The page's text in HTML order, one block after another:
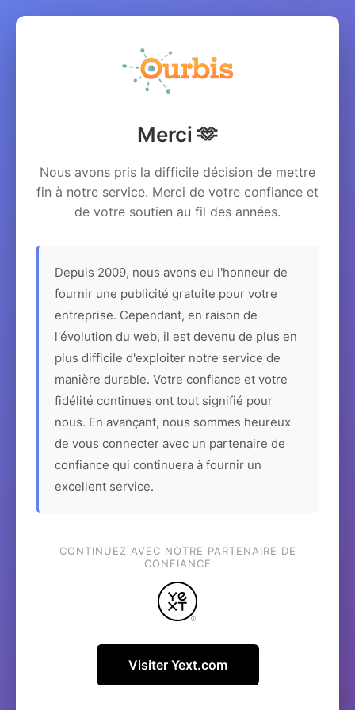
Merci 🫶
Nous avons pris la difficile décision de mettre
fin à notre service. Merci de votre confiance et
de votre soutien au fil des années.
Depuis 2009, nous avons eu l'honneur de
fournir une publicité gratuite pour votre
entreprise. Cependant, en raison de
l'évolution du web, il est devenu de plus en
plus difficile d'exploiter notre service de
manière durable. Votre confiance et votre
fidélité continues ont tout signifié pour
nous. En avançant, nous sommes heureux
de vous connecter avec un partenaire de
confiance qui continuera à fournir un
excellent service.
CONTINUEZ AVEC NOTRE PARTENAIRE DE
CONFIANCE
Visiter Yext.com